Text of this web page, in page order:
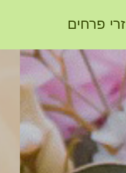
זרי פרחים